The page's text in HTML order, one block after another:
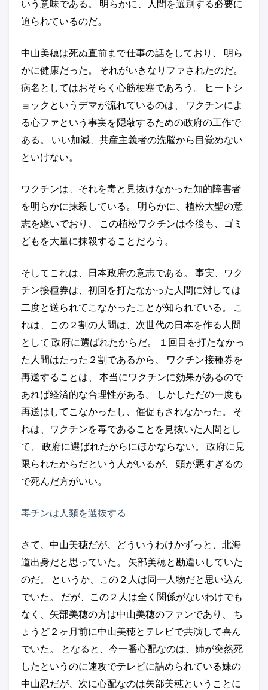
いう意味である。 明らかに、人間を選別する必要に
迫られているのだ。
中山美穂は死ぬ直前まで仕事の話をしており、 明ら
かに健康だった。 それがいきなりファされたのだ。
病名としてはおそらく心筋梗塞であろう。 ヒートシ
ョックというデマが流れているのは、 ワクチンによ
る心ファという事実を隠蔽するための政府の工作で
ある。 いい加減、共産主義者の洗脳から目覚めない
といけない。
ワクチンは、それを毒と見抜けなかった知的障害者
を明らかに抹殺している。 明らかに、植松大聖の意
志を継いでおり、 この植松ワクチンは今後も、ゴミ
どもを大量に抹殺することだろう。
そしてこれは、日本政府の意志である。 事実、ワク
チン接種券は、初回を打たなかった人間に対しては
二度と送られてこなかったことが知られている。 こ
れは、この２割の人間は、次世代の日本を作る人間
として 政府に選ばれたからだ。 １回目を打たなかっ
た人間はたった２割であるから、 ワクチン接種券を
再送することは、 本当にワクチンに効果があるので
あれば経済的な合理性がある。 しかしただの一度も
再送はしてこなかったし、催促もされなかった。 そ
れは、ワクチンを毒であることを見抜いた人間とし
て、 政府に選ばれたからにほかならない。 政府に見
限られたからだという人がいるが、 頭が悪すぎるの
で死んだ方がいい。
毒チンは人類を選抜する
さて、中山美穂だが、どういうわけかずっと、北海
道出身だと思っていた。 矢部美穂と勘違いしていた
のだ。 というか、この２人は同一人物だと思い込ん
でいた。 だが、この２人は全く関係がないわけでも
なく、矢部美穂の方は中山美穂のファンであり、 ち
ょうど２ヶ月前に中山美穂とテレビで共演して喜ん
でいた。 となると、今一番心配なのは、姉が突然死
したというのに速攻でテレビに詰められている妹の
中山忍だが、次に心配なのは矢部美穂ということに